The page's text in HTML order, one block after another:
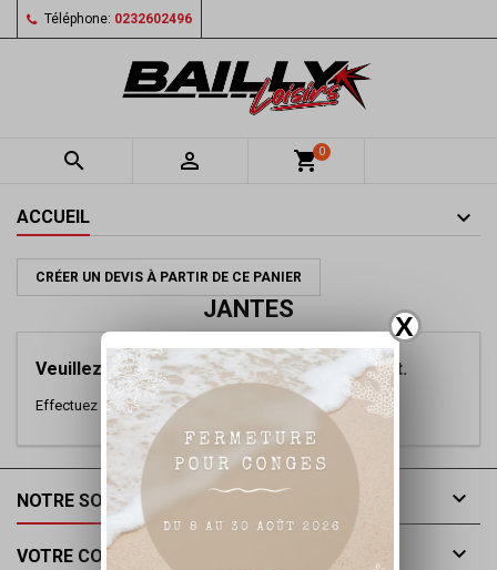
X
Téléphone: 0232602496
  shopping_cart0
ACCUEIL
CRÉER UN DEVIS À PARTIR DE CE PANIER
JANTES
Veuillez nous excuser pour le désagrément.
Effectuez une nouvelle recherche
NOTRE SOCIÉTÉ 
VOTRE COMPTE 